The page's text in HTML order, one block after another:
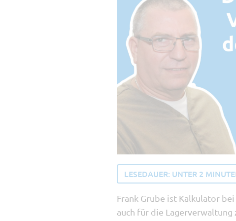
LESEDAUER: UNTER 2
Frank Grube ist Kalkulator
auch für die